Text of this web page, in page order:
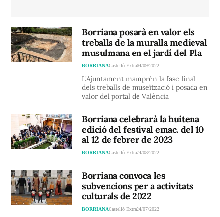
Borriana posarà en valor els
treballs de la muralla medieval
musulmana en el jardí del Pla
BORRIANACastelló Extra04/09/2022
L'Ajuntament mamprén la fase final
dels treballs de museïtzació i posada en
valor del portal de València
Borriana celebrarà la huitena
edició del festival emac. del 10
al 12 de febrer de 2023
BORRIANACastelló Extra24/08/2022
Borriana convoca les
subvencions per a activitats
culturals de 2022
BORRIANACastelló Extra24/07/2022